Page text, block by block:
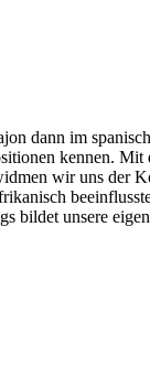
dann im
kennen.
wir uns der
bildet unsere